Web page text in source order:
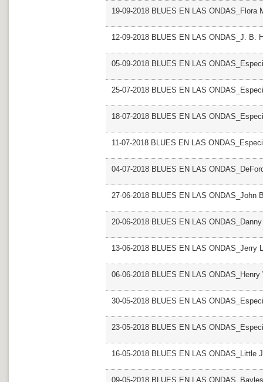
19-09-2018 BLUES EN LAS ONDAS_Flora
12-09-2018 BLUES EN LAS ONDAS_J. B.
05-09-2018 BLUES EN LAS
25-07-2018 BLUES EN LAS
18-07-2018 BLUES EN LAS
11-07-2018 BLUES EN LAS
04-07-2018 BLUES EN LAS
27-06-2018 BLUES EN LAS ONDAS_John
20-06-2018 BLUES EN LAS
13-06-2018 BLUES EN LAS ONDAS_Jerry
06-06-2018 BLUES EN LAS ONDAS_Henry
30-05-2018 BLUES EN LAS
23-05-2018 BLUES EN LAS
16-05-2018 BLUES EN LAS ONDAS_Little
09-05-2018 BLUES EN LAS